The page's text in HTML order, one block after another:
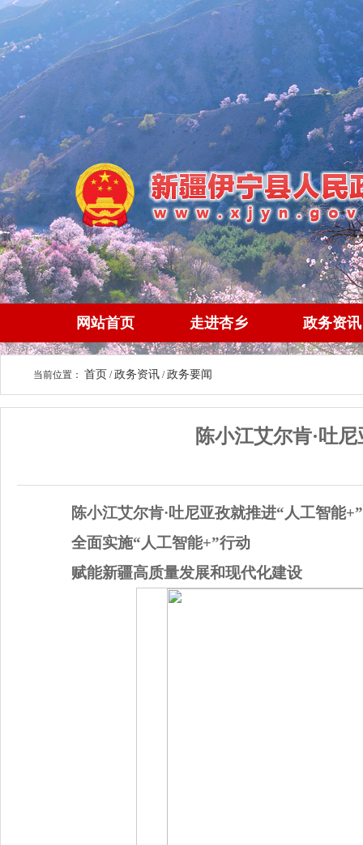
网站首页 走进杏乡 政务资讯
当前位置： 首页 /政务资讯 /政务要闻
陈小江艾尔肯·吐
陈小江艾尔肯·吐尼亚孜就推进“人工智能
全面实施“人工智能+”行动
赋能新疆高质量发展和现代化建设